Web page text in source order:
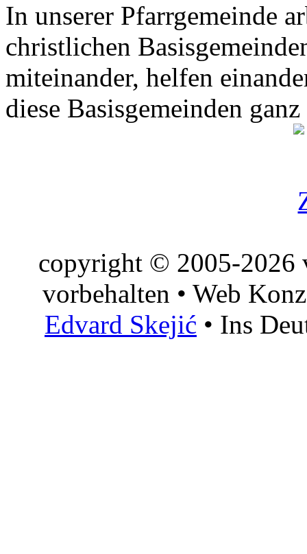
In unserer Pfarrgemeinde
christlichen
miteinander, helfen
diese Basisgemeinden
copyright © 2005-2026
vorbehalten • Web
Edvard Skejić • Ins